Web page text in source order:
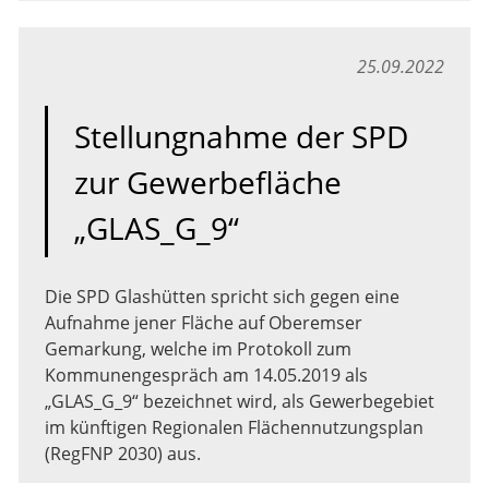
25.09.2022
Stellungnahme der SPD
zur Gewerbefläche
„GLAS_G_9“
Die SPD Glashütten spricht sich gegen eine
Aufnahme jener Fläche auf Oberemser
Gemarkung, welche im Protokoll zum
Kommunengespräch am 14.05.2019 als
„GLAS_G_9“ bezeichnet wird, als Gewerbegebiet
im künftigen Regionalen Flächennutzungsplan
(RegFNP 2030) aus.